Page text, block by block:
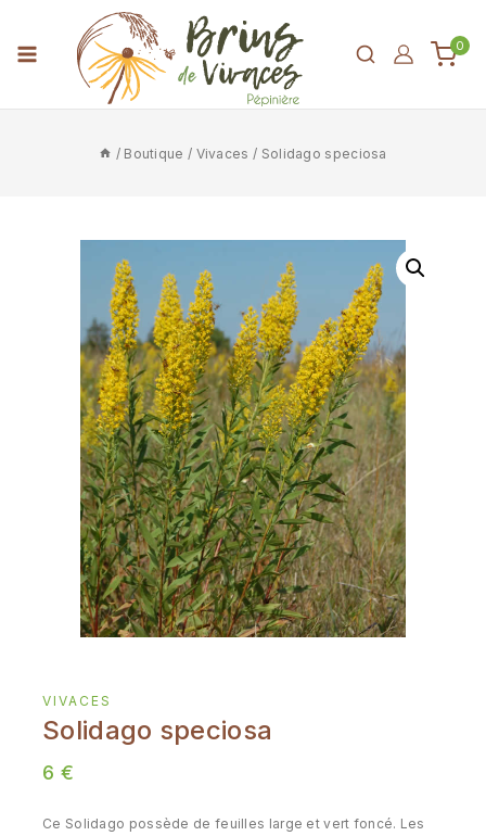
0
/ Boutique / Vivaces / Solidago speciosa
VIVACES
Solidago speciosa
6 €
Ce Solidago possède de feuilles large et vert foncé. Les